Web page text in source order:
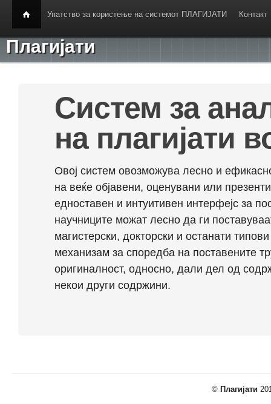
Упатство за користење на системот ПЛАГИЈАТИ Контакт
Плагијати
Систем за
на плагијати
Овој систем овозможува лесно и
на веќе објавени, оценувани или
едноставен и интуитивен интерфејс за
научниците можат лесно да ги
магистерски, докторски и останати
механизам за споредба на поставените
оригиналност, односно, дали дел од
некои други содржини.
© Плагијати